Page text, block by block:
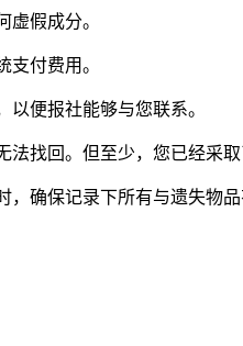
假成分。
付费用。
便报社能够与您联系。
找回。但至少，您已经采取
确保记录下所有与遗失物